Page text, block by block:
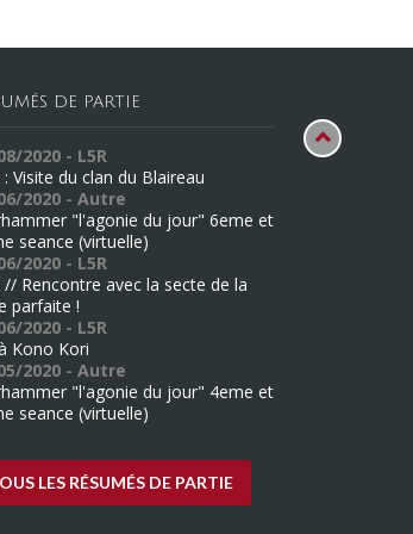
DE PARTIE
2020 - L5R
: Visite du clan du Blaireau
2020 - Autre
"l'agonie du jour" 6eme et
seance (virtuelle)
2020 - L5R
// Rencontre avec la secte de la
parfaite !
2020 - L5R
Kono Kori
2020 - Autre
"l'agonie du jour" 4eme et
seance (virtuelle)
LES RÉSUMÉS DE PARTIE